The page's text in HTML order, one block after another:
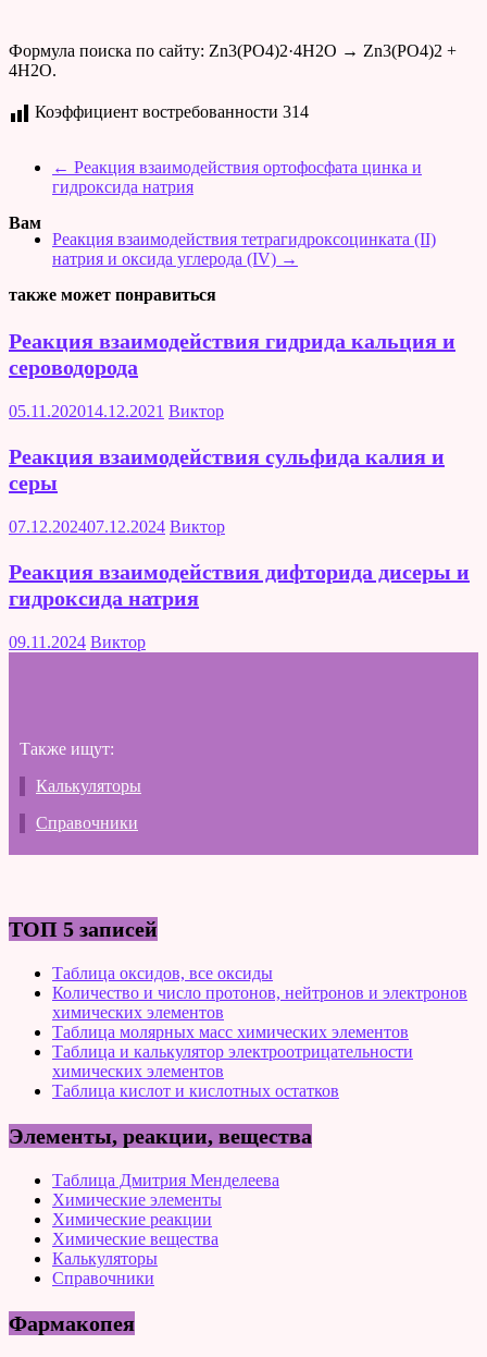
Формула поиска по сайту: Zn3(PO4)2·4H2O → Zn3(PO4)2 +
4H2O.
Коэффициент востребованности 314
← Реакция взаимодействия ортофосфата цинка и
гидроксида натрия
Реакция взаимодействия тетрагидроксоцинката (II)
натрия и оксида углерода (IV) →
Вам
также может понравиться
Реакция взаимодействия гидрида кальция и
сероводорода
05.11.202014.12.2021 Виктор
Реакция взаимодействия сульфида калия и
серы
07.12.202407.12.2024 Виктор
Реакция взаимодействия дифторида дисеры и
гидроксида натрия
09.11.2024 Виктор
Также ищут:
Калькуляторы
Справочники
ТОП 5 записей
Таблица оксидов, все оксиды
Количество и число протонов, нейтронов и электронов
химических элементов
Таблица молярных масс химических элементов
Таблица и калькулятор электроотрицательности
химических элементов
Таблица кислот и кислотных остатков
Элементы, реакции, вещества
Таблица Дмитрия Менделеева
Химические элементы
Химические реакции
Химические вещества
Калькуляторы
Справочники
Фармакопея